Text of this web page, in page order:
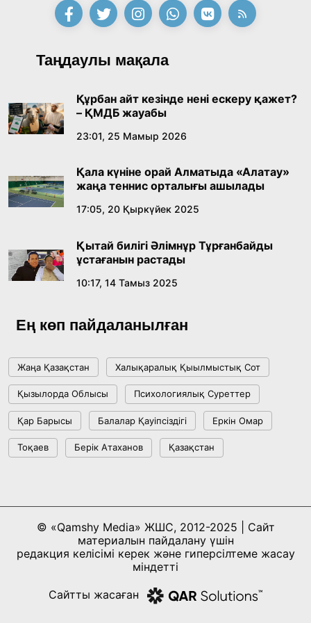
09:21, 21 Шілде 2026
Абайдың адам тәрбиесі туралы
көзқарастарының өзектілігі
18:59, 20 Шілде 2026
Жасанды интеллект: адамзаттың көмекшісі
18:16, 20 Шілде 2026
Ұлттық архивтің ашылғанына 20 жыл: негізгі
17:09, 20 Шілде 2026
күйіне назар аударды
АЛТЫН ОРДА ТАРИХЫН ОҚЫТУДЫҢ
ИННОВАЦИЯЛЫҚ ТӘСІЛДЕРІ ЕНГІЗІЛЕДІ
10:28, 15 Шілде 2026
17:49, 13 Шілде 2026
«Таза Қазақстан» аясында Шалкөдеде 7
тоннаға жуық қоқыс жиналды: Райымбек
мәдениеттің үлгісін көрсетті
Таңдаулы мақала
Құрбан айт кезінде нені ескеру қажет?
– ҚМДБ жауабы
23:01, 25 Мамыр 2026
Қала күніне орай Алматыда «Алатау»
жаңа теннис орталығы ашылады
17:05, 20 Қыркүйек 2025
Қытай билігі Әлімнұр Тұрғанбайды
ұстағанын растады
10:17, 14 Тамыз 2025
Ең көп пайдаланылған
Жаңа Қазақстан Халықаралық Қыылмыстық Сот
Қызылорда Облысы Психологиялық Суреттер
Қар Барысы Балалар Қауіпсіздігі Еркін Омар
Тоқаев Берік Атаханов Қазақстан
© «Qamshy Media» ЖШС, 2012-2025 | Сайт
материалын пайдалану үшін
редакция келісімі керек және гиперсілтеме жасау
міндетті
Сайтты жасаған